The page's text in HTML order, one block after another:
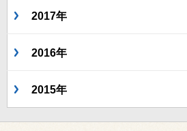
2017年
2016年
2015年